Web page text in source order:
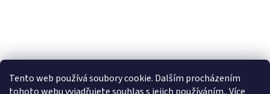
Tento web používá soubory cookie. Dalším procházením